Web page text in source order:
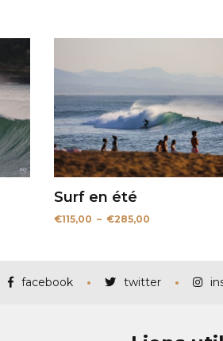
Surf en été
€115,00 – €285,00Plage
€285,00
facebook twitter